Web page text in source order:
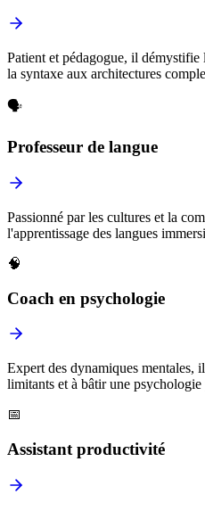
Patient et pédagogue, il démystifie
la syntaxe aux architectures
🗣️
Professeur de langue
Passionné par les cultures et la
l'apprentissage des langues
🧠
Coach en psychologie
Expert des dynamiques mentales,
limitants et à bâtir une psychologie
📅
Assistant productivité